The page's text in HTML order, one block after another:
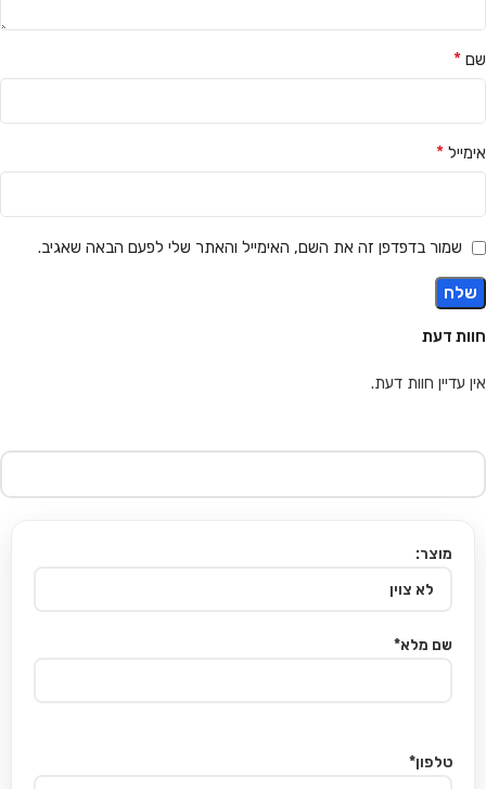
חוות דעת
אין עדיין חוות דעת.
שם *
אימייל *
שמור בדפדפן זה את השם, האימייל והאתר שלי לפעם הבאה שאגיב.
מוצר:
שם מלא*
טלפון*